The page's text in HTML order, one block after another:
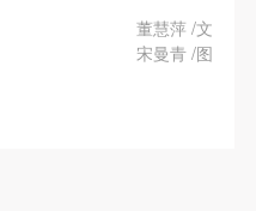
董慧萍 /文
宋曼青 /图
人（具有完全民事行为
年人必须在成年人的陪
人（具有完全民事行为
年人必须在成年人的陪
人（具有完全民事行为
年人必须在成年人的陪